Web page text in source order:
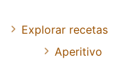
Explorar recetas
Aperitivo